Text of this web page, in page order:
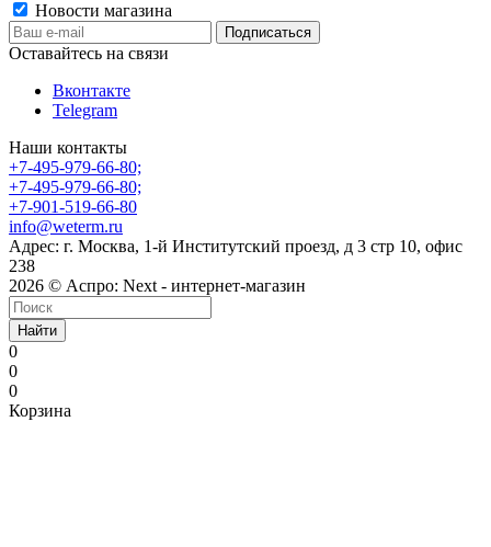
Новости магазина
Оставайтесь на связи
Вконтакте
Telegram
Наши контакты
+7-495-979-66-80;
+7-495-979-66-80;
+7-901-519-66-80
info@weterm.ru
Адрес: г. Москва, 1-й Институтский проезд, д 3 стр 10, офис
238
2026 © Аспро: Next - интернет-магазин
Найти
0
0
0
Корзина